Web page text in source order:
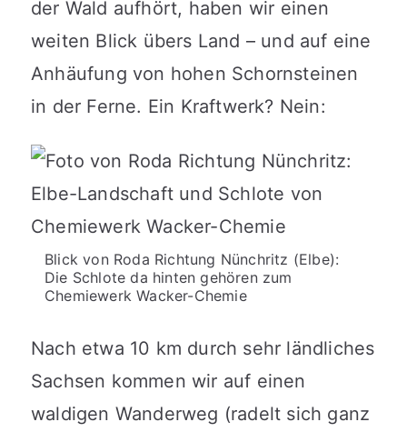
der Wald aufhört, haben wir einen
weiten Blick übers Land – und auf eine
Anhäufung von hohen Schornsteinen
in der Ferne. Ein Kraftwerk? Nein:
Blick von Roda Richtung Nünchritz (Elbe):
Die Schlote da hinten gehören zum
Chemiewerk Wacker-Chemie
Nach etwa 10 km durch sehr ländliches
Sachsen kommen wir auf einen
waldigen Wanderweg (radelt sich ganz